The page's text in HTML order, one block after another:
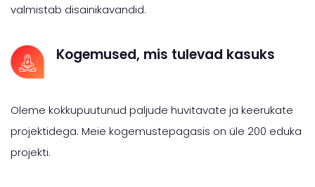
valmistab disainikavandid.
Kogemused, mis tulevad kasuks
Oleme kokkupuutunud paljude huvitavate ja keerukate
projektidega. Meie kogemustepagasis on üle 200 eduka
projekti.